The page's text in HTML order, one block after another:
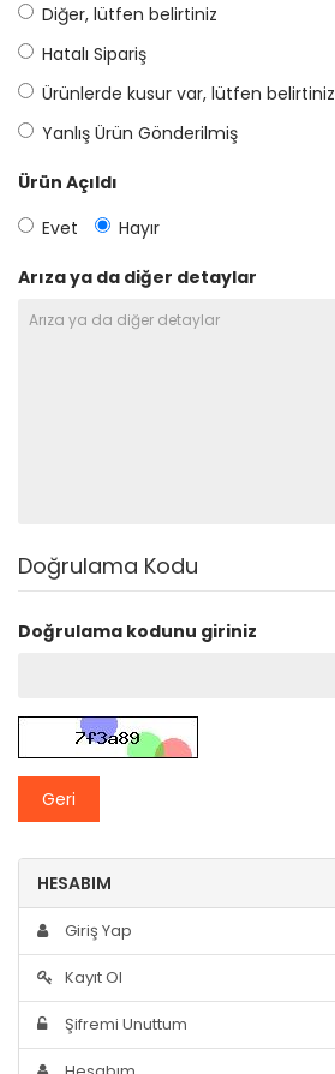
Diğer, lütfen belirtiniz
Hatalı Sipariş
Ürünlerde kusur var, lütfen belirtiniz
Yanlış Ürün Gönderilmiş
Ürün Açıldı
Evet
Hayır
Arıza ya da diğer detaylar
Doğrulama Kodu
Doğrulama kodunu giriniz
Geri
HESABIM
Giriş Yap
Kayıt Ol
Şifremi Unuttum